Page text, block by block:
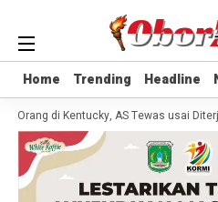
Home Trending Headline
Home Trending Headline
Orang di Kentucky, AS Tewas usai